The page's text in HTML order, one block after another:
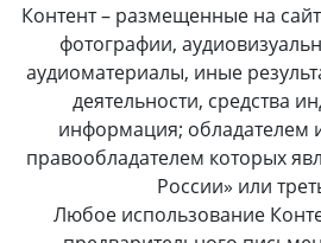
Контент – размещенные на
фотографии,
аудиоматериалы, иные
деятельности, средства
информация;
правообладателем которых
России» или
Любое использование